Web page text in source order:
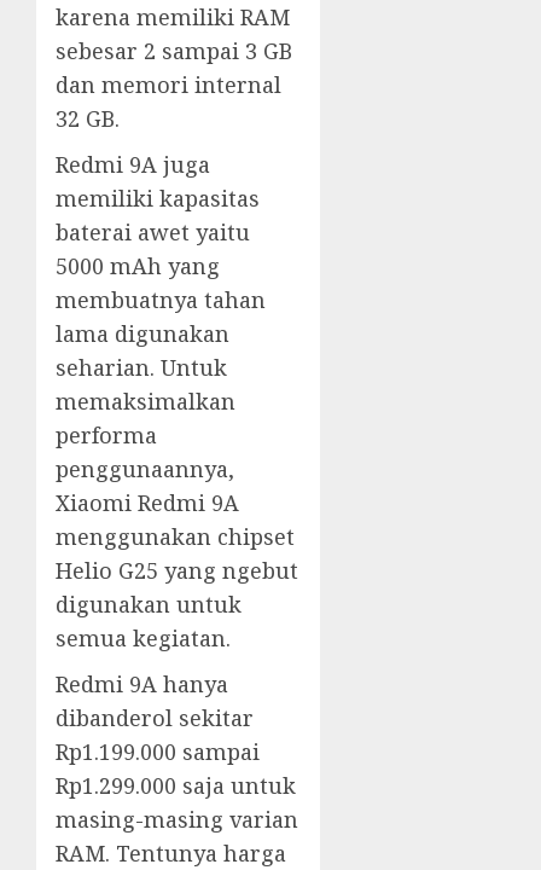
karena memiliki RAM
sebesar 2 sampai 3 GB
dan memori internal
32 GB.
Redmi 9A juga
memiliki kapasitas
baterai awet yaitu
5000 mAh yang
membuatnya tahan
lama digunakan
seharian. Untuk
memaksimalkan
performa
penggunaannya,
Xiaomi Redmi 9A
menggunakan chipset
Helio G25 yang ngebut
digunakan untuk
semua kegiatan.
Redmi 9A hanya
dibanderol sekitar
Rp1.199.000 sampai
Rp1.299.000 saja untuk
masing-masing varian
RAM. Tentunya harga